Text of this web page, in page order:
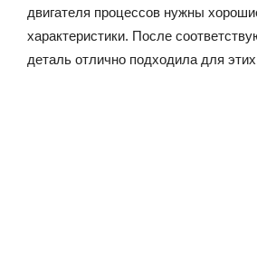
двигателя процессов нужны
характеристики. После
деталь отлично подходила для